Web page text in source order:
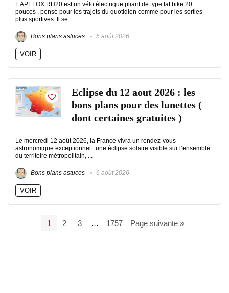
L’APEFOX RH20 est un vélo électrique pliant de type fat bike 20
pouces , pensé pour les trajets du quotidien comme pour les sorties
plus sportives. Il se ...
Bons plans astuces 5 août 2026
VOIR
Eclipse du 12 aout 2026 : les
bons plans pour des lunettes (
dont certaines gratuites )
Le mercredi 12 août 2026, la France vivra un rendez-vous
astronomique exceptionnel : une éclipse solaire visible sur l’ensemble
du territoire métropolitain, ...
Bons plans astuces 6 août 2026
VOIR
1 2 3 … 1757 Page suivante »